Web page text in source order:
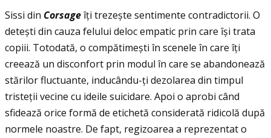
Sissi din Corsageîţi trezește sentimente contradictorii. O
detești din cauza felului deloc empatic prin care își trata
copiii. Totodată, o compătimești în scenele în care îţi
creează un disconfort prin modul în care se abandonează
stărilor fluctuante, inducându-ţi dezolarea din timpul
tristeţii vecine cu ideile suicidare. Apoi o aprobi când
sfidează orice formă de etichetă considerată ridicolă după
normele noastre. De fapt, regizoarea a reprezentat o